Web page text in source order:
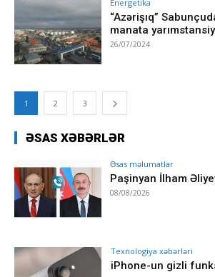
Energetika
“Azərişıq”
manata
26/07/2024
1 2 3
ƏSAS XƏBƏRLƏR
Əsas məlumatlar
Paşinyan İlham
08/08/2026
Texnologiya xəbərləri
iPhone-un gizli